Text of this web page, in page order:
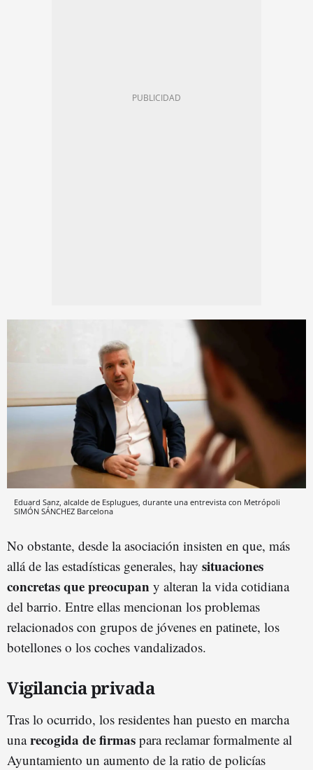
Eduard Sanz, alcalde de Esplugues, durante una entrevista con Metrópoli
SIMÓN SÁNCHEZ Barcelona
No obstante, desde la asociación insisten en que, más
allá de las estadísticas generales, hay situaciones
concretas que preocupan y alteran la vida cotidiana
del barrio. Entre ellas mencionan los problemas
relacionados con grupos de jóvenes en patinete, los
botellones o los coches vandalizados.
Vigilancia privada
Tras lo ocurrido, los residentes han puesto en marcha
unarecogida de firmas para reclamar formalmente al
Ayuntamiento un aumento de la ratio de policías